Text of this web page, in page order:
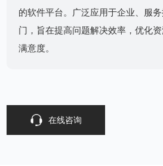
的软件平台。广泛应用于企业、服
门，旨在提高问题解决效率，优化
满意度。
在线咨询